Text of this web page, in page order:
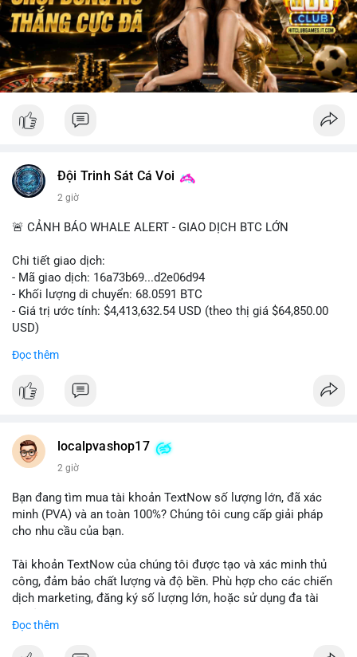
Đội Trinh Sát Cá Voi
2 giờ
🚨 CẢNH BÁO WHALE ALERT - GIAO DỊCH BTC LỚN
Chi tiết giao dịch:
- Mã giao dịch: 16a73b69...d2e06d94
- Khối lượng di chuyển: 68.0591 BTC
- Giá trị ước tính: $4,413,632.54 USD (theo thị giá $64,850.00
USD)
luân chuyển trong một giao dịch duy nhất cho thấy dấu hiệu
bước chuẩn bị cho một lệnh bán lớn trên sàn tập trung, tạo áp
lực giảm ngắn hạn. Ngược lại, nếu dòng tiền hướng về ví lạnh
ánh niềm tin vào xu hướng tăng. Việc theo dõi điểm đến tiếp
theo của số BTC này là then chốt để xác định tâm lý thị
trường.
Nhà đầu tư nhỏ lẻ nên thận trọng, tránh hành động theo cảm
xúc. Quan sát dòng tiền trong 24-48 giờ tới để xác nhận xu
hướng trước khi đưa ra quyết định vào lệnh.
#68dot0591btc
Đọc thêm
localpvashop17
2 giờ
Bạn đang tìm mua tài khoản TextNow số lượng lớn, đã xác
minh (PVA) và an toàn 100%? Chúng tôi cung cấp giải pháp
cho nhu cầu của bạn.
Tài khoản TextNow của chúng tôi được tạo và xác minh thủ
công, đảm bảo chất lượng và độ bền. Phù hợp cho các chiến
dịch marketing, đăng ký số lượng lớn, hoặc sử dụng đa tài
Đọc thêm